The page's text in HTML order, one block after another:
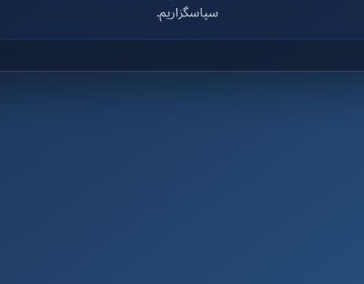
سپاسگزاریم.